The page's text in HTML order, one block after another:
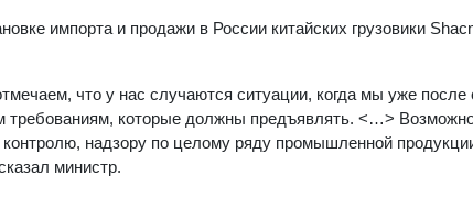
импорта и продажи в России китайских грузовики
что у нас случаются ситуации, когда мы уже после
которые должны предъявлять. <…>
контролю, надзору по целому ряду промышленной
министр.